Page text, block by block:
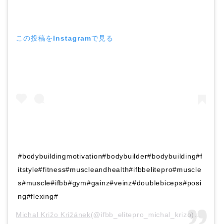
この投稿をInstagramで見る
#bodybuildingmotivation#bodybuilder#bodybuilding#f
itstyle#fitness#muscleandhealth#ifbbelitepro#muscle
s#muscle#ifbb#gym#gainz#veinz#doublebiceps#posi
ng#flexing#
Michal Križo Križánek(@ifbb_elitepro_michal_krizo)がシェアした投稿 –